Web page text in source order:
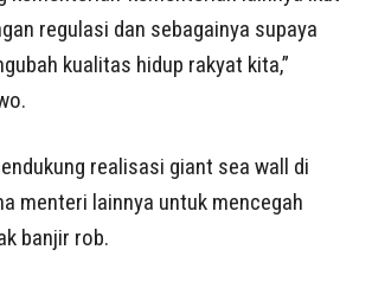
regulasi dan sebagainya supaya
kualitas hidup rakyat kita,”
realisasi giant sea wall di
menteri lainnya untuk mencegah
banjir rob.